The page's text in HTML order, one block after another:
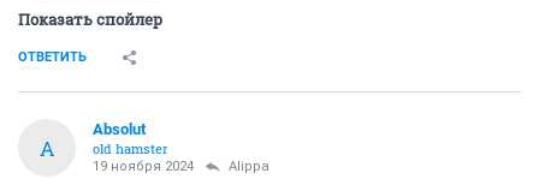
Показать спойлер
ОТВЕТИТЬ
A
Absolut
old hamster
19 ноября 2024 Alippa